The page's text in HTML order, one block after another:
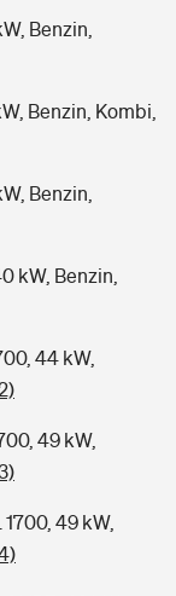
Benzin,
Benzin, Kombi,
Benzin,
kW, Benzin,
44 kW,
49 kW,
49 kW,